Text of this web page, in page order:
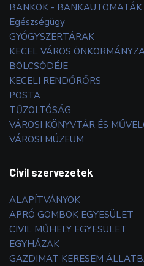
BANKOK - BANKAUTOMATÁK
Egészségügy
GYÓGYSZERTÁRAK
KECEL VÁROS
BÖLCSŐDÉJE
KECELI RENDŐRŐRS
POSTA
TŰZOLTÓSÁG
VÁROSI KÖNYVTÁR ÉS
VÁROSI MÚZEUM
Civil szervezetek
ALAPÍTVÁNYOK
APRÓ GOMBOK EGYESÜLET
CIVIL MŰHELY EGYESÜLET
EGYHÁZAK
GAZDIMAT KERESEM